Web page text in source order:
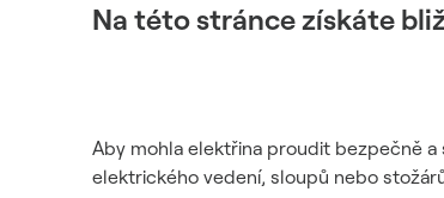
Na této stránce získáte
Aby mohla elektřina proudit bezpečně
elektrického vedení, sloupů nebo